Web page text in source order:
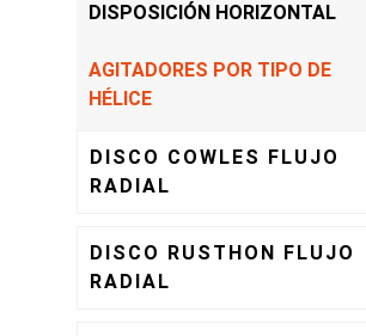
DISPOSICIÓN HORIZONTAL
AGITADORES POR TIPO DE
HÉLICE
DISCO COWLES FLUJO
RADIAL
DISCO RUSTHON FLUJO
RADIAL